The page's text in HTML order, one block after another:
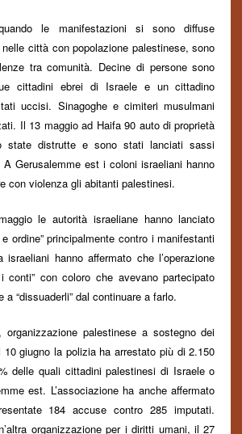
le manifestazioni si sono diffuse
nelle città con popolazione palestinese, sono
tra comunità. Decine di persone sono
cittadini ebrei di Israele e un cittadino
uccisi. Sinagoghe e cimiteri musulmani
Il 13 maggio ad Haifa 90 auto di proprietà
state distrutte e sono stati lanciati sassi
Gerusalemme est i coloni israeliani hanno
con violenzagli abitanti palestinesi.
le autorità israeliane hanno lanciato
e ordine” principalmente contro i manifestanti
hanno affermato che l’operazione
conti” con coloro che avevano partecipato
a “dissuaderli” dal continuare a farlo.
organizzazione palestinese a sostegno dei
giugno la polizia ha arrestato più di 2.150
delle quali cittadini palestinesi di Israele o
est. L’associazioneha anche affermato
184 accuse contro 285 imputati.
organizzazione per i diritti umani, il 27